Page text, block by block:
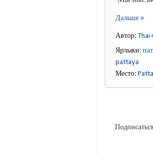
Дальше »
Автор:
Ярлыки:
pattaya
Место: